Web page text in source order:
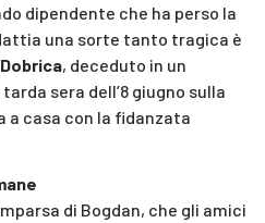
dipendente che ha perso la
una sorte tanto tragica è
, deceduto in un
sera dell’8 giugno sulla
a casa con la fidanzata
di Bogdan, che gli amici